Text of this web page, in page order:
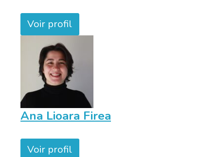
Voir profil
Ana Lioara Firea
Voir profil